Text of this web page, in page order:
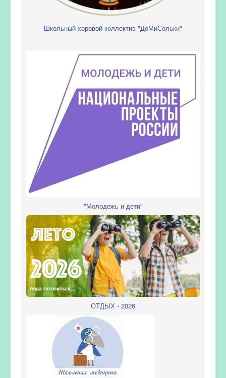
Школьный хоровой коллектив "ДоМиСольки"
"Молодежь и дети"
ОТДЫХ - 2026